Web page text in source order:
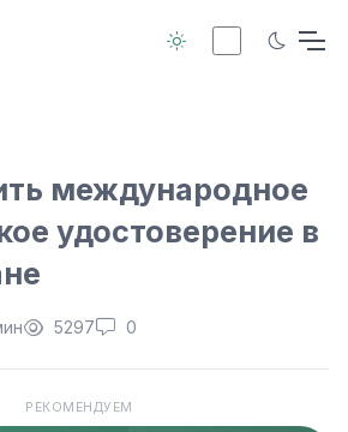
международное
удостоверение в
5297 0
РЕКОМЕНДУЕМ